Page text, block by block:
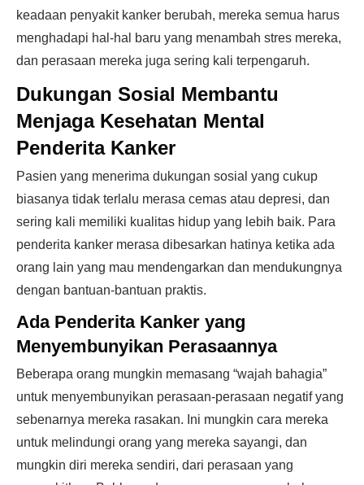
keadaan penyakit kanker berubah, mereka semua harus
menghadapi hal-hal baru yang menambah stres mereka,
dan perasaan mereka juga sering kali terpengaruh.
Dukungan Sosial Membantu
Menjaga Kesehatan Mental
Penderita Kanker
Pasien yang menerima dukungan sosial yang cukup
biasanya tidak terlalu merasa cemas atau depresi, dan
sering kali memiliki kualitas hidup yang lebih baik. Para
penderita kanker merasa dibesarkan hatinya ketika ada
orang lain yang mau mendengarkan dan mendukungnya
dengan bantuan-bantuan praktis.
Ada Penderita Kanker yang
Menyembunyikan Perasaannya
Beberapa orang mungkin memasang “wajah bahagia”
untuk menyembunyikan perasaan-perasaan negatif yang
sebenarnya mereka rasakan. Ini mungkin cara mereka
untuk melindungi orang yang mereka sayangi, dan
mungkin diri mereka sendiri, dari perasaan yang